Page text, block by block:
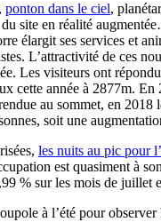
ponton dans le ciel,
site en réalité
élargit ses services et
L’attractivité de ces
Les visiteurs ont
cette année à 2877m. En
au sommet, en 2018
soit une
les nuits au pic pour
est quasiment à
% sur les mois de juillet
à l’été pour